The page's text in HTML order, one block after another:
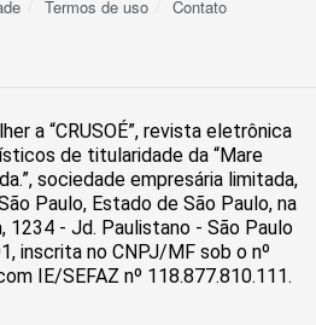
Termos de uso Contato
a “CRUSOÉ”, revista eletrônica
de titularidade da “Mare
sociedade empresária limitada,
Paulo, Estado de São Paulo, na
1234 - Jd. Paulistano - São Paulo
inscrita no CNPJ/MF sob o nº
IE/SEFAZ nº 118.877.810.111.